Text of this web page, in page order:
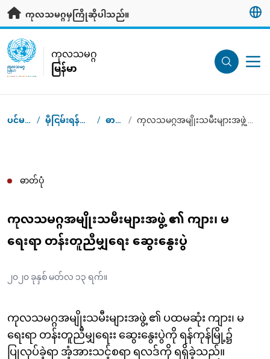
ပင်မအကြောင်းအရာသို့ သွားရန်
ကုလသမဂ္ဂမှကြိုဆိုပါသည်။
UN Logo
ကုလသမဂ္ဂ
မြန်မာ
ကုလသမဂ္ဂ
မြန်မာ
Breadcrumb
ပင်မစာမျက်နှာ / မှီငြမ်းရန်အချက်အလက်များ / ဓာတ်ပုံများ /
ဓာတ်ပုံ
ကုလသမဂ္ဂအမျိုးသမီးများအဖွဲ့ ၏ ကျား၊ မ
ရေးရာ တန်းတူညီမျှရေး ဆွေးနွေးပွဲ
၂၀၂၀ ခုနှစ် မတ်လ ၁၃ ရက်။
ကုလသမဂ္ဂအမျိုးသမီးများအဖွဲ့ ၏ ပထမဆုံး ကျား၊ မ
ရေးရာ တန်းတူညီမျှရေးး ဆွေးနွေးပွဲကို ရန်ကုန်မြို့၌
ပြုလုပ်ခဲ့ရာ အံ့အားသင့်စရာ ရလဒ်ကို ရရှိခဲ့သည်။